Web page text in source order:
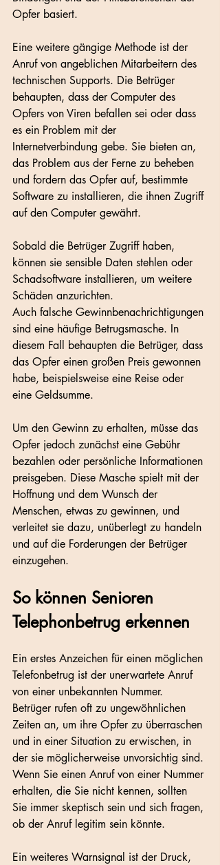
Opfer basiert.
Eine weitere gängige Methode ist der
Anruf von angeblichen Mitarbeitern des
technischen Supports. Die Betrüger
behaupten, dass der Computer des
Opfers von Viren befallen sei oder dass
es ein Problem mit der
Internetverbindung gebe. Sie bieten an,
das Problem aus der Ferne zu beheben
und fordern das Opfer auf, bestimmte
Software zu installieren, die ihnen Zugriff
auf den Computer gewährt.
Sobald die Betrüger Zugriff haben,
können sie sensible Daten stehlen oder
Schadsoftware installieren, um weitere
Schäden anzurichten.
Auch falsche Gewinnbenachrichtigungen
sind eine häufige Betrugsmasche. In
diesem Fall behaupten die Betrüger, dass
das Opfer einen großen Preis gewonnen
habe, beispielsweise eine Reise oder
eine Geldsumme.
Um den Gewinn zu erhalten, müsse das
Opfer jedoch zunächst eine Gebühr
bezahlen oder persönliche Informationen
preisgeben. Diese Masche spielt mit der
Hoffnung und dem Wunsch der
Menschen, etwas zu gewinnen, und
verleitet sie dazu, unüberlegt zu handeln
und auf die Forderungen der Betrüger
einzugehen.
So können Senioren
Telephonbetrug erkennen
Ein erstes Anzeichen für einen möglichen
Telefonbetrug ist der unerwartete Anruf
von einer unbekannten Nummer.
Betrüger rufen oft zu ungewöhnlichen
Zeiten an, um ihre Opfer zu überraschen
und in einer Situation zu erwischen, in
der sie möglicherweise unvorsichtig sind.
Wenn Sie einen Anruf von einer Nummer
erhalten, die Sie nicht kennen, sollten
Sie immer skeptisch sein und sich fragen,
ob der Anruf legitim sein könnte.
Ein weiteres Warnsignal ist der Druck,